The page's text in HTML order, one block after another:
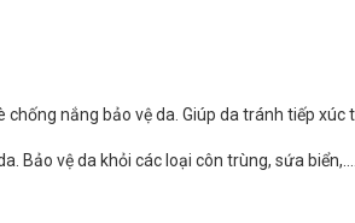
nắng bảo vệ da. Giúp da tránh tiếp xúc
Bảo vệ da khỏi các loại côn trùng, sứa